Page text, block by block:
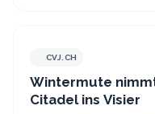
CVJ.CHCVJ.CH
Wintermute
Citadel ins Visier